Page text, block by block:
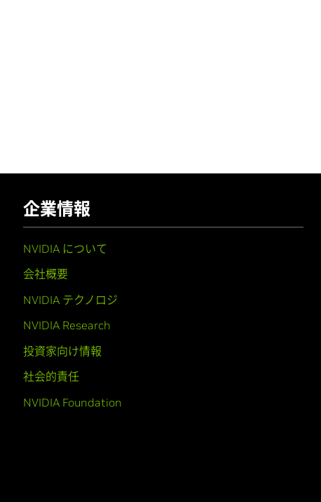
企業情報
NVIDIA について
会社概要
NVIDIA テクノロジ
NVIDIA Research
投資家向け情報
社会的責任
NVIDIA Foundation